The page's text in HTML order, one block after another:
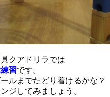
クアドリラでは
習です。
ルまでたどり着けるかな？
ジしてみましょう。